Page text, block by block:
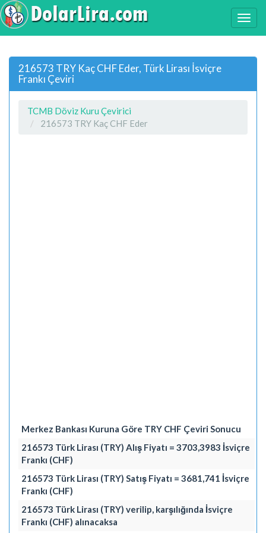
216573 TRY Kaç CHF Eder, Türk Lirası İsviçre
Frankı Çeviri
TCMB Döviz Kuru Çevirici
216573 TRY Kaç CHF Eder
Merkez Bankası Kuruna Göre TRY CHF Çeviri Sonucu
216573 Türk Lirası (TRY) Alış Fiyatı = 3703,3983 İsviçre
Frankı (CHF)
216573 Türk Lirası (TRY) Satış Fiyatı = 3681,741 İsviçre
Frankı (CHF)
216573 Türk Lirası (TRY) verilip, karşılığında İsviçre
Frankı (CHF) alınacaksa